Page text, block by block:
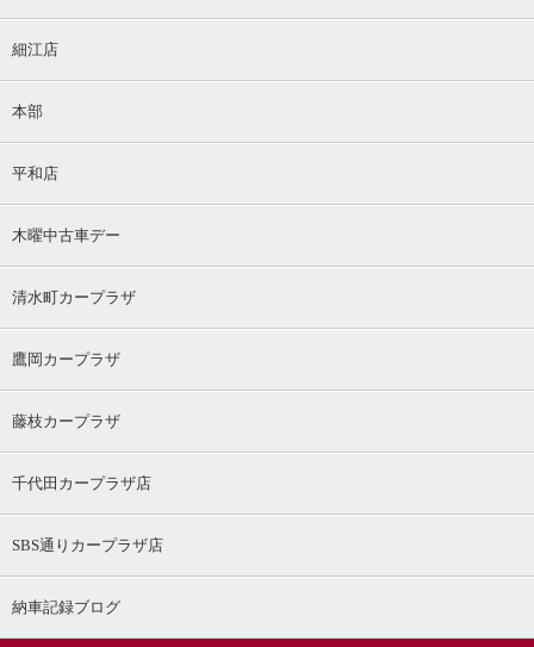
細江店
本部
平和店
木曜中古車デー
清水町カープラザ
鷹岡カープラザ
藤枝カープラザ
千代田カープラザ店
SBS通りカープラザ店
納車記録ブログ